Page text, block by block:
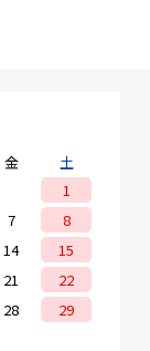
金
土
1
7
8
14
15
21
22
28
29